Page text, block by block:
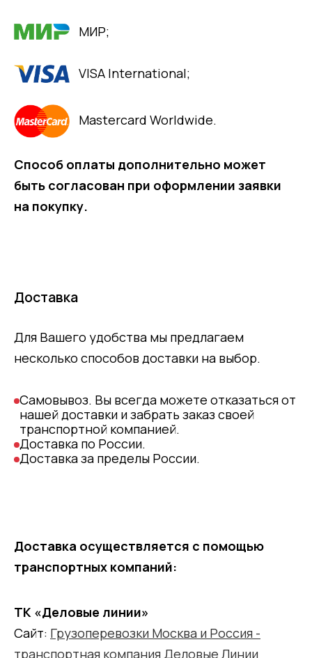
МИР;
VISA International;
Mastercard Worldwide.
Способ оплаты дополнительно может
быть согласован при оформлении заявки
на покупку.
Доставка
Для Вашего удобства мы предлагаем
несколько способов доставки на выбор.
Самовывоз. Вы всегда можете отказаться от
нашей доставки и забрать заказ своей
транспортной компанией.
Доставка по России.
Доставка за пределы России.
Доставка осуществляется с помощью
транспортных компаний:
ТК «Деловые линии»
Сайт: Грузоперевозки Москва и Россия -
транспортная компания Деловые Линии